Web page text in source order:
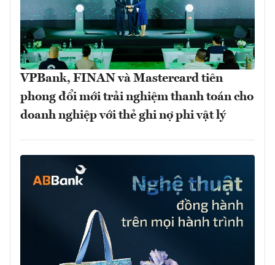
VPBank, FINAN và Mastercard tiên
phong đổi mới trải nghiệm thanh toán cho
doanh nghiệp với thẻ ghi nợ phi vật lý